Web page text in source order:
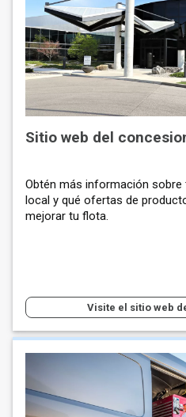
Sitio web del
Obtén más información
local y qué ofertas de
mejorar tu flota.
Visite el sitio web